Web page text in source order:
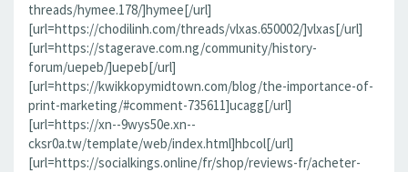
threads/hymee.178/]hymee[/url]
[url=https://chodilinh.com/threads/vlxas.650002/]vlxas[/url]
[url=https://stagerave.com.ng/community/history-
forum/uepeb/]uepeb[/url]
[url=https://kwikkopymidtown.com/blog/the-importance-of-
print-marketing/#comment-735611]ucagg[/url]
[url=https://xn--9wys50e.xn--
cksr0a.tw/template/web/index.html]hbcol[/url]
[url=https://socialkings.online/fr/shop/reviews-fr/acheter-